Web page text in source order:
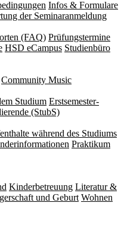
Infos & Formulare
der Seminaranmeldung
(FAQ) Prüfungstermine
HSD eCampus Studienbüro
Community Music
Studium Erstsemester-
(StubS)
während des Studiums
Praktikum
Kinderbetreuung Literatur &
und Geburt Wohnen